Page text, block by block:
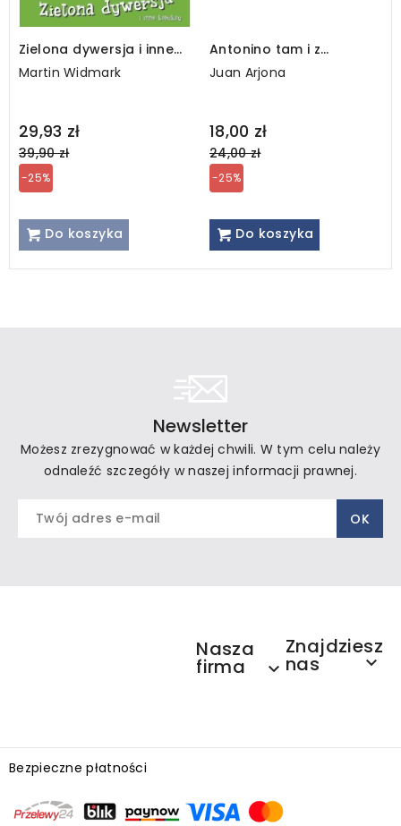
Zielona dywersja i inne
komiksy
Martin Widmark
29,93 zł
Regular
price
39,90 zł
-25%
Do koszyka
Antonino tam i z
powrotem
Juan Arjona
18,00 zł
Regular
price
24,00 zł
-25%
Do koszyka
Newsletter
Możesz zrezygnować w każdej chwili. W tym celu należy
odnaleźć szczegóły w naszej informacji prawnej.
Nasza
firma 
Znajdziesz
nas 
Bezpieczne płatności